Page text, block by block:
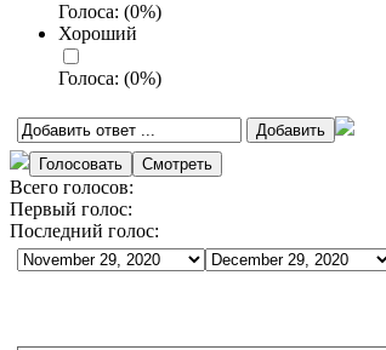
Голоса: (0%)
Хороший
Голоса: (0%)
Всего голосов:
Первый голос:
Последний голос: